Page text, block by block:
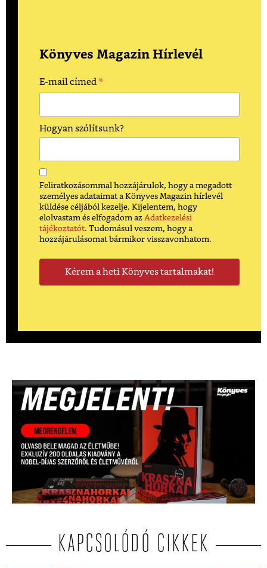
Könyves Magazin Hírlevél
E-mail címed*
Hogyan szólítsunk?
Feliratkozásommal hozzájárulok, hogy a megadott
személyes adataimat a Könyves Magazin hírlevél
küldése céljából kezelje. Kijelentem, hogy
elolvastam és elfogadom az Adatkezelési
tájékoztatót. Tudomásul veszem, hogy a
hozzájárulásomat bármikor visszavonhatom.
KAPCSOLÓDÓ CIKKEK